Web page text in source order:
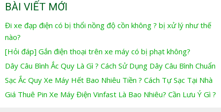
BÀI VIẾT MỚI
Đi xe đạp điện có bị thổi nồng độ cồn không ? bị xử lý như thế
nào?
[Hỏi đáp] Gắn điện thoại trên xe máy có bị phạt không?
Dây Câu Bình Ắc Quy Là Gì ? Cách Sử Dụng Dây Câu Bình Chuẩn
Sạc Ắc Quy Xe Máy Hết Bao Nhiêu Tiền ? Cách Tự Sạc Tại Nhà
Giá Thuê Pin Xe Máy Điện Vinfast Là Bao Nhiêu? Cần Lưu Ý Gì ?